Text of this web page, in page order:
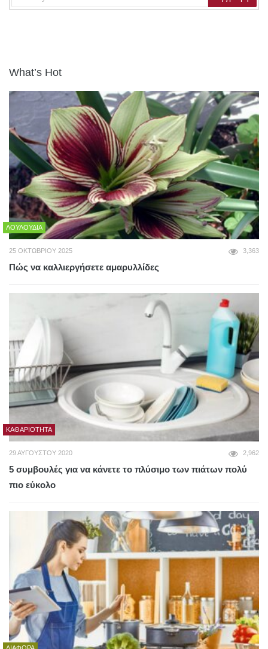
What’s Hot
ΛΟΥΛΟΎΔΙΑ
25 ΟΚΤΩΒΡΊΟΥ 2025 3,363
Πώς να καλλιεργήσετε αμαρυλλίδες
ΚΑΘΑΡΙΌΤΗΤΑ
29 ΑΥΓΟΎΣΤΟΥ 2020 2,962
5 συμβουλές για να κάνετε το πλύσιμο των πιάτων πολύ
πιο εύκολο
ΔΙΆΦΟΡΑ